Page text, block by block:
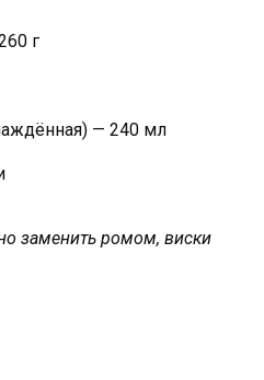
г
— 240 мл
заменить ромом, виски